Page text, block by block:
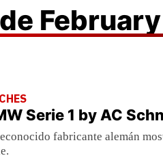
Serie 1 by AC
fabricante alemán